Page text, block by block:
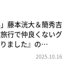
とものいたっ
」藤本洸大＆簡秀吉
行で仲良くないグ
ました』の…
2025.10.16